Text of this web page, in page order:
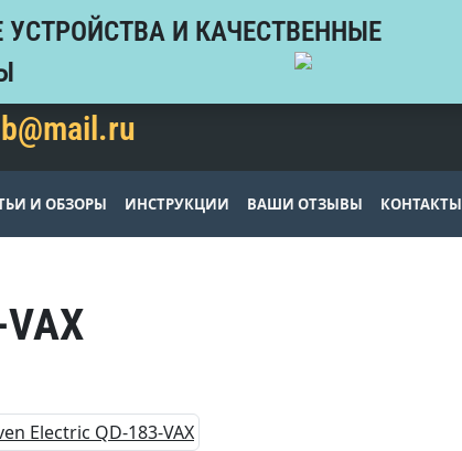
И КАЧЕСТВЕННЫЕ
И ОБЗОРЫ ИНСТРУКЦИИ ВАШИ ОТЗЫВЫ КОНТАКТЫ